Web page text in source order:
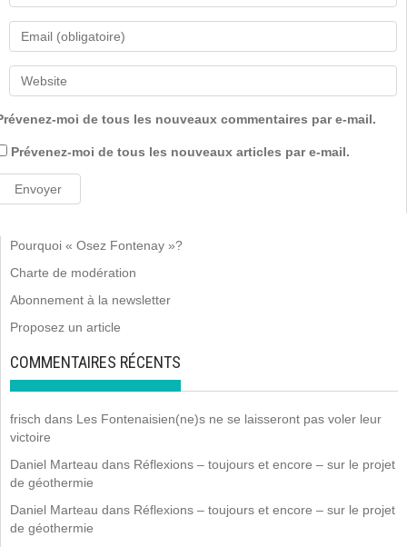
moi de tous les nouveaux commentaires par e-mail.
Prévenez-moi de tous les nouveaux articles par e-mail.
Pourquoi « Osez Fontenay »?
Charte de modération
Abonnement à la newsletter
Proposez un article
COMMENTAIRES RÉCENTS
frisch dans Les Fontenaisien(ne)s ne se laisseront pas voler leur
victoire
Daniel Marteau dans Réflexions – toujours et encore – sur le projet
de géothermie
Daniel Marteau dans Réflexions – toujours et encore – sur le projet
de géothermie